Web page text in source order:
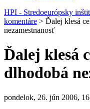
HPI - Stredoeurópsky
komentáre > Ďalej klesá
nezamestnanosť
Ďalej klesá
dlhodobá
pondelok, 26. jún 2006,